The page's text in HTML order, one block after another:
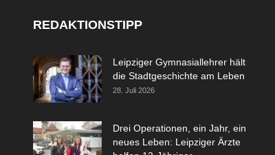
REDAKTIONSTIPP
Leipziger Gymnasiallehrer hält
die Stadtgeschichte am Leben
28. Juli 2026
Drei Operationen, ein Jahr, ein
neues Leben: Leipziger Ärzte